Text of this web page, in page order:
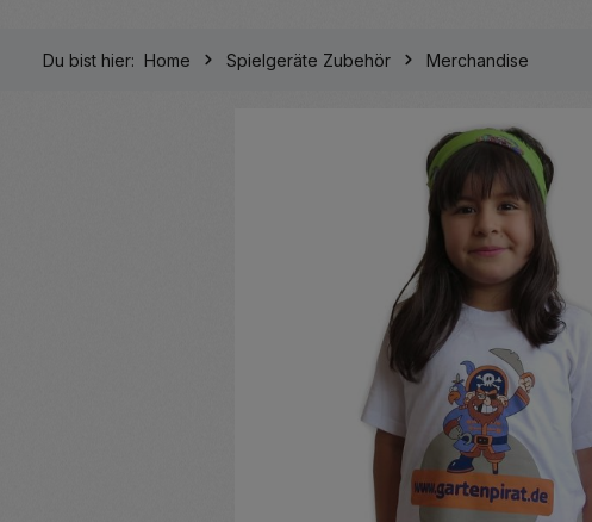
Du bist hier: Home Spielgeräte Zubehör Merchandise